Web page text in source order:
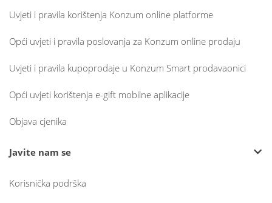
Uvjeti i pravila korištenja Konzum online platforme
Opći uvjeti i pravila poslovanja za Konzum online prodaju
Uvjeti i pravila kupoprodaje u Konzum Smart prodavaonici
Opći uvjeti korištenja e-gift mobilne aplikacije
Objava cjenika
Javite nam se
Korisnička podrška